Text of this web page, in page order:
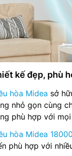
kế đẹp, phù
hòa Midea sở
nhỏ gọn cùng
phù hợp với
hòa Midea
phù hợp với